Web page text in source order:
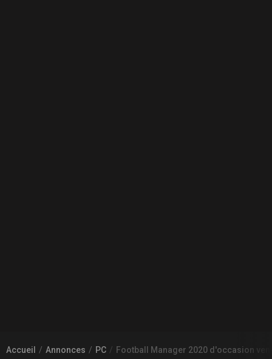
Accueil Annonces PC Football Manager 2020 d'occasion